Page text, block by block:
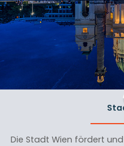
Die Stadt Wien fördert